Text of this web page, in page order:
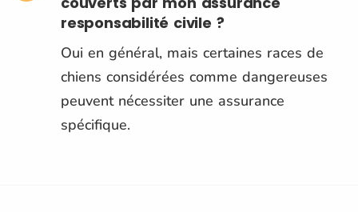
responsabilité civile ?
Oui en général, mais certaines races de
chiens considérées comme dangereuses
peuvent nécessiter une assurance
spécifique.